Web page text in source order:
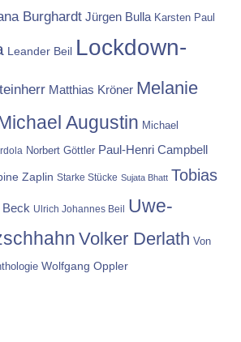
Burghardt Jürgen Bulla Karsten Paul
Leander Beil Lockdown-
Matthias Kröner Melanie
Augustin Michael
Norbert Göttler Paul-Henri Campbell
Zaplin Starke Stücke Sujata Bhatt Tobias
Beck Ulrich Johannes Beil
Uwe-
Volker Derlath Von
Wolfgang Oppler